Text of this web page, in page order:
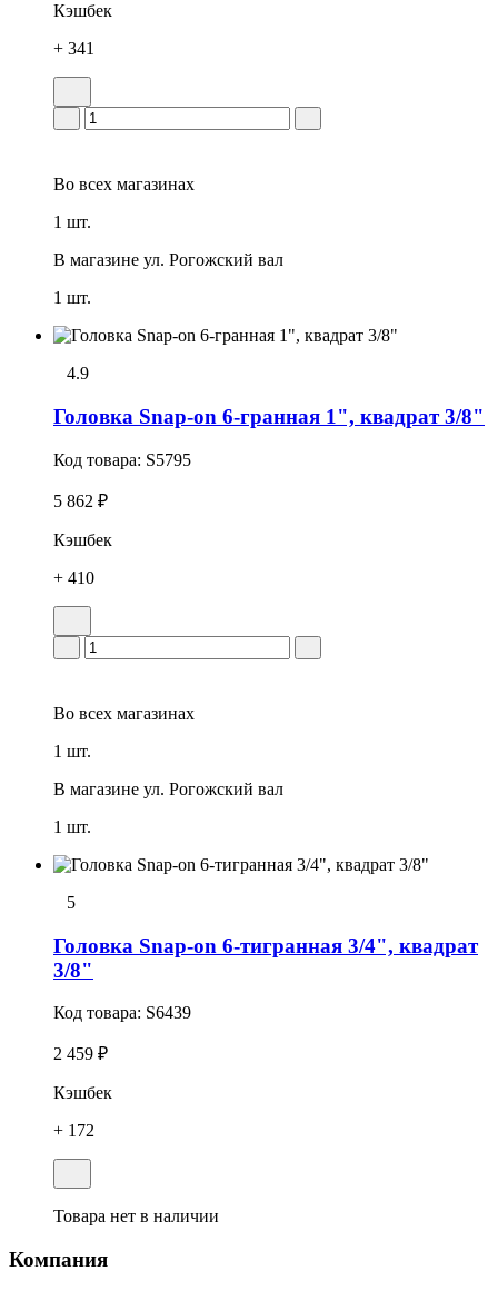
Кэшбек
+ 341
Во всех магазинах
1 шт.
В магазине ул. Рогожский вал
1 шт.
4.9
Головка Snap-on 6-гранная 1", квадрат 3/8"
Код товара: S5795
5 862 ₽
Кэшбек
+ 410
Во всех магазинах
1 шт.
В магазине ул. Рогожский вал
1 шт.
5
Головка Snap-on 6-тигранная 3/4", квадрат
3/8"
Код товара: S6439
2 459 ₽
Кэшбек
+ 172
Товара нет в наличии
Компания